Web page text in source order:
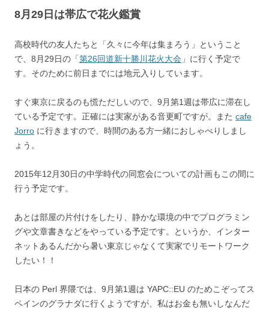
8月29日は帯広で花火鑑賞
高校時代の友人たちと「久々に今年は集まろう」ということ
で、8月29日の「第26回道新十勝川花火大会 」に行く予定で
す。そのために前日までには地元入りしています。
すぐ東京に戻るのも慌ただしいので、9月第1週は帯広に滞在し
ている予定です。正確には実家がある音更町ですが。また cafe
Jorro に行きますので、時間のある方一緒におしゃべりしまし
ょう。
2015年12月30日の中学時代の同窓会についての計画もこの間に
行う予定です。
あとは部屋の片付けをしたり、静かな環境の中でプログラミン
グや文章書きなどをやっている予定です。というか、インター
ネットあるんだから暑い東京じゃなくて実家でリモートワーク
したい！！
日本の Perl 界隈では、9月第1週は YAPC::EU のためこぞってス
ペインのグラナダに行くようですが、私はお金も無いしなんだ